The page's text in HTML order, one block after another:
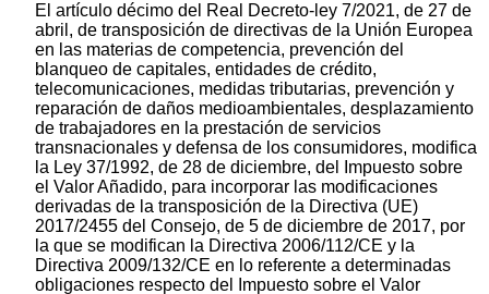
El artículo décimo del Real Decreto-ley 7/2021, de 27 de
abril, de transposición de directivas de la Unión Europea
en las materias de competencia, prevención del
blanqueo de capitales, entidades de crédito,
telecomunicaciones, medidas tributarias, prevención y
reparación de daños medioambientales, desplazamiento
de trabajadores en la prestación de servicios
transnacionales y defensa de los consumidores, modifica
la Ley 37/1992, de 28 de diciembre, del Impuesto sobre
el Valor Añadido, para incorporar las modificaciones
derivadas de la transposición de la Directiva (UE)
2017/2455 del Consejo, de 5 de diciembre de 2017, por
la que se modifican la Directiva 2006/112/CE y la
Directiva 2009/132/CE en lo referente a determinadas
obligaciones respecto del Impuesto sobre el Valor